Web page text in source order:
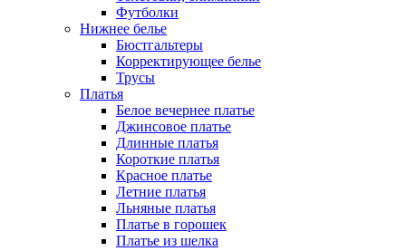
Футболки
Нижнее белье
Бюстгальтеры
Корректирующее белье
Трусы
Платья
Белое вечернее платье
Джинсовое платье
Длинные платья
Короткие платья
Красное платье
Летние платья
Льняные платья
Платье в горошек
Платье из шелка